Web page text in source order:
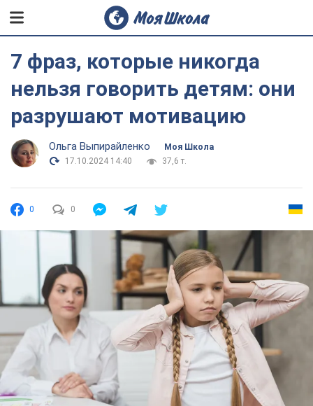
7 фраз, которые никогда
нельзя говорить детям: они
разрушают мотивацию
Ольга Выпирайленко
Моя Школа
17.10.2024 14:40
37,6 т.
0 0